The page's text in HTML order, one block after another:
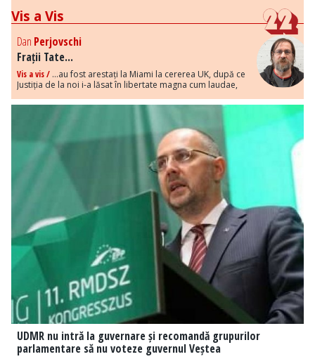
Vis a Vis
Dan Perjovschi
Frații Tate...
Vis a vis / ...au fost arestați la Miami la cererea UK, după ce
Justiția de la noi i-a lăsat în libertate magna cum laudae,
UDMR nu intră la guvernare și recomandă grupurilor
parlamentare să nu voteze guvernul Veștea